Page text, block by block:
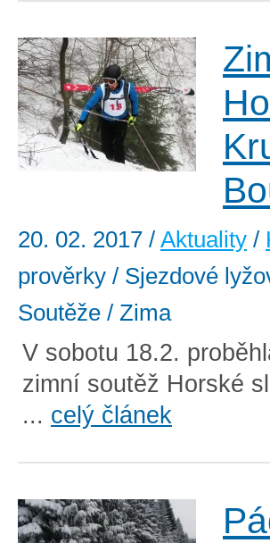
20. 02. 2017 / Aktuality /
prověrky / Sjezdové
Soutěže / Zima
V sobotu 18.2.
zimní soutěž Horské
... celý článek